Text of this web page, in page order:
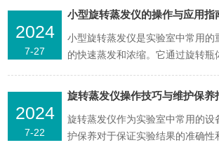
的传递，使得反应过程在更加稳定
进行。这种设计不仅提高了反应效
果的准确性和可靠性。在精细化工
双层玻璃反应...
2024
7-27
小型旋转蒸发仪的操作与应用指
小型旋转蒸发仪是实验室中常用的
的快速蒸发和浓缩。它通过旋转瓶
领域。本文将详细介绍小型旋转蒸
在实验室中的应用技巧。一、技术
旋转蒸发仪的工作原理基于以下几
体：样品溶...
2024
7-22
旋转蒸发仪操作技巧与维护保养
旋转蒸发仪作为实验室中常用的设
护保养对于保证实验结果的准确性